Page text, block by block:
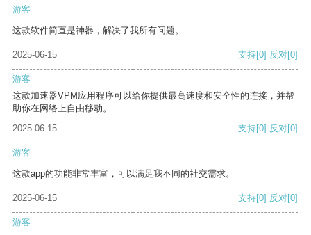
游客
这款软件简直是神器，解决了我所有问题。
2025-06-15 支持[0] 反对[0]
游客
这款加速器VPM应用程序可以给你提供最高速度和安全性的连接，并帮
助你在网络上自由移动。
2025-06-15
支持[0] 反对[0]
游客
这款app的功能非常丰富，可以满足我不同的社交需求。
2025-06-15 支持[0] 反对[0]
游客